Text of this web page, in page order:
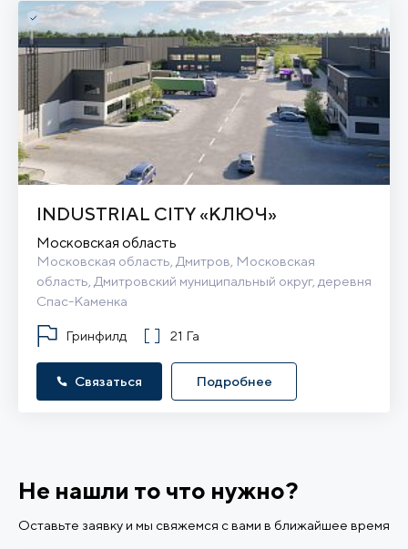
INDUSTRIAL CITY «КЛЮЧ»
Московская область
Московская область, Дмитров, Московская
область, Дмитровский муниципальный округ, деревня
Спас-Каменка
Гринфилд 21 Га
Связаться Подробнее
Не нашли то что нужно?
Оставьте заявку и мы свяжемся с вами в ближайшее время